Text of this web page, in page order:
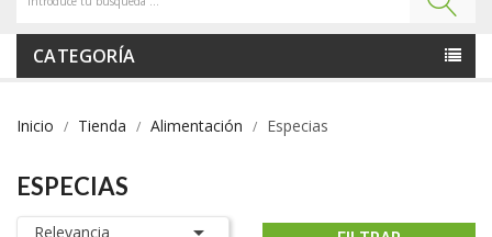
CATEGORÍA
Inicio Tienda Alimentación Especias
ESPECIAS
Relevancia